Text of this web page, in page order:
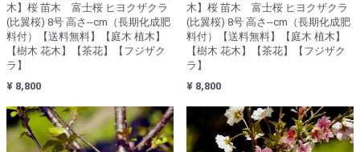
木】桜 苗木 富士桜 ヒヨクザクラ
(比翼桜) 8号 高さ--cm（長期化成肥
料付）【送料無料】【庭木 植木】
【樹木 花木】【茶花】【フジザク
ラ】
¥ 8,800
木】桜 苗木 富士桜 ヒヨクザクラ
(比翼桜) 8号 高さ--cm（長期化成肥
料付）【送料無料】【庭木 植木】
【樹木 花木】【茶花】【フジザク
ラ】
¥ 8,800